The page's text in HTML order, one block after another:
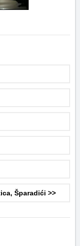
Šparadići >>